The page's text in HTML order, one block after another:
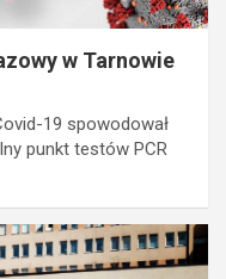
w Tarnowie
19 spowodował
punkt testów PCR